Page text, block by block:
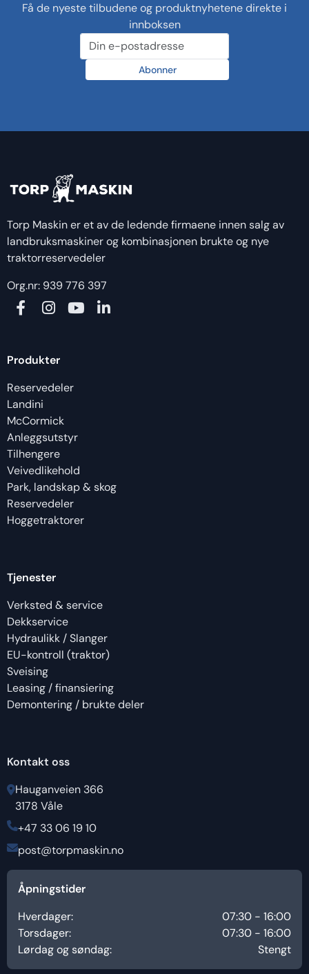
Få de nyeste tilbudene og produktnyhetene direkte i
innboksen
Abonner
Torp Maskin er et av de ledende firmaene innen salg av
landbruksmaskiner og kombinasjonen brukte og nye
traktorreservedeler
Org.nr: 939 776 397
Produkter
Reservedeler
Landini
McCormick
Anleggsutstyr
Tilhengere
Veivedlikehold
Park, landskap & skog
Reservedeler
Hoggetraktorer
Tjenester
Verksted & service
Dekkservice
Hydraulikk / Slanger
EU-kontroll (traktor)
Sveising
Leasing / finansiering
Demontering / brukte deler
Kontakt oss
Hauganveien 366
3178 Våle
+47 33 06 19 10
post@torpmaskin.no
Åpningstider
Hverdager:
07:30 - 16:00
Torsdager:
07:30 - 16:00
Lørdag og søndag:
Stengt